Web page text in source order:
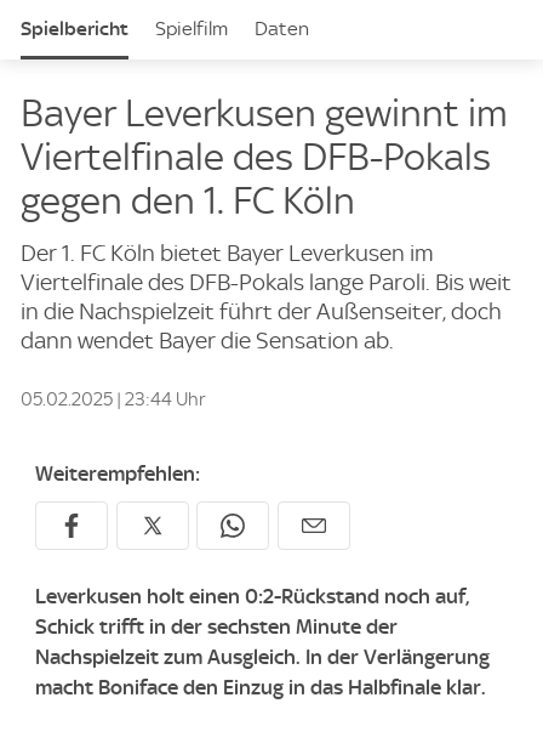
u
u
Spielbericht Spielfilm Daten
Bayer Leverkusen gewinnt im
Viertelfinale des DFB-Pokals
gegen den 1. FC Köln
Der 1. FC Köln bietet Bayer Leverkusen im
Viertelfinale des DFB-Pokals lange Paroli. Bis weit
in die Nachspielzeit führt der Außenseiter, doch
dann wendet Bayer die Sensation ab.
05.02.2025 | 23:44 Uhr
Weiterempfehlen:
Leverkusen holt einen 0:2-Rückstand noch auf,
Schick trifft in der sechsten Minute der
Nachspielzeit zum Ausgleich. In der Verlängerung
macht Boniface den Einzug in das Halbfinale klar.